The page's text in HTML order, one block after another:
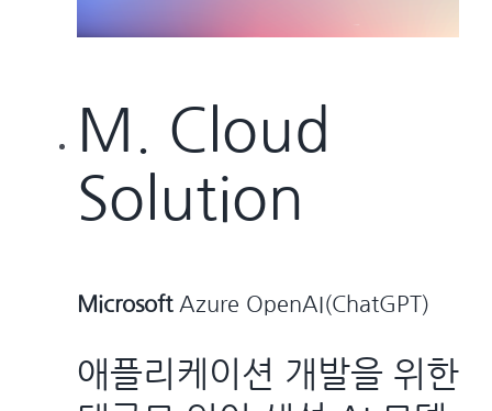
M. Cloud
Solution
Microsoft Azure OpenAI(ChatGPT)
애플리케이션 개발을 위한